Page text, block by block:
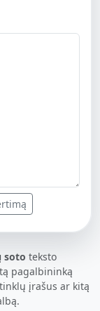
soto teksto
pagalbininką
įrašus ar kitą